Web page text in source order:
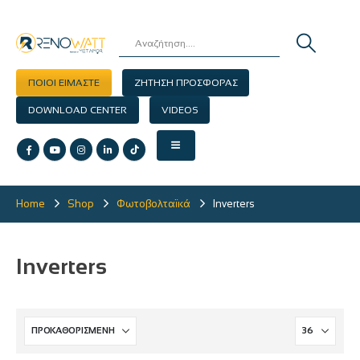
ΠΟΙΟΙ ΕΙΜΑΣΤΕ ΖΗΤΗΣΗ ΠΡΟΣΦΟΡΑΣ
DOWNLOAD CENTER VIDEOS
Home Shop Φωτοβολταϊκά Inverters
Inverters